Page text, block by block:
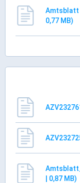
Amtsblatt
0,77 MB)
| 0,87 MB)